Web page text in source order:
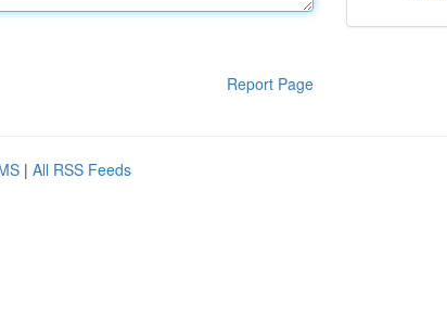
Report Page
| All RSS Feeds